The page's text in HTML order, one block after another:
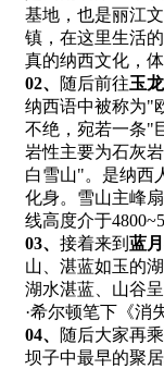
基地，也是丽江
镇，在这里生活
真的纳西文化，体
02、 随后前往玉
纳西语中被称为"
不绝，宛若一条"
岩性主要为石灰
白雪山"。是纳西
化身。雪山主峰
线高度介于
03、 接着来到 蓝
山、湛蓝如玉的
湖水湛蓝、山谷
·希尔顿笔下《消
04、 随后大家再
坝子中最早的聚